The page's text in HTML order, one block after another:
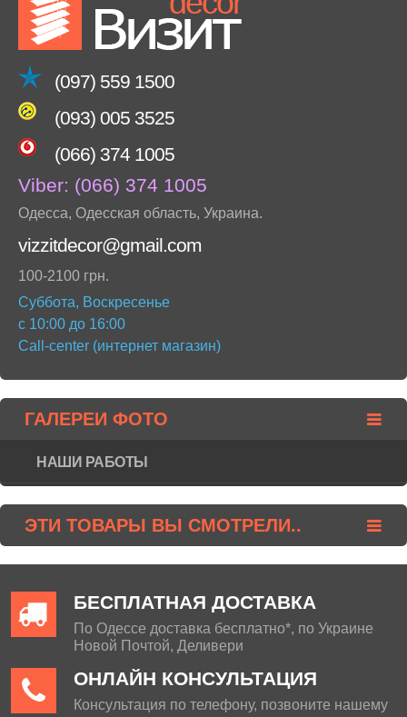
(097) 559 1500
(093) 005 3525
(066) 374 1005
Viber: (066) 374 1005
Одесса, Одесская область, Украина.
vizzitdecor@gmail.com
100-2100 грн.
Суббота, Воскресенье
с 10:00 до 16:00
Call-center (интернет магазин)
ГАЛЕРЕИ ФОТО
НАШИ РАБОТЫ
ЭТИ ТОВАРЫ ВЫ СМОТРЕЛИ..
БЕСПЛАТНАЯ ДОСТАВКА
По Одессе доставка бесплатно*, по Украине
Новой Почтой, Деливери
ОНЛАЙН КОНСУЛЬТАЦИЯ
Консультация по телефону, позвоните нашему